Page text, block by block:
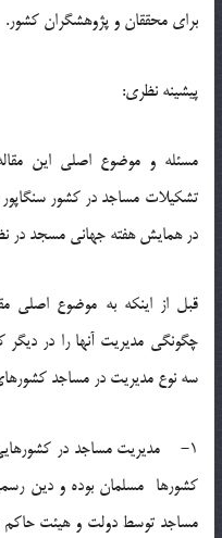
براي محققان و پژوهشگران كشور.
پيشينه نظري:
مسئله و موضوع اصلي اين
تشكيلات مساجد در كشور
در همايش هفته جهاني مسجد در
قبل از اينكه به موضوع اصلي
چگونگي مديريت آنها را در
سه نوع مديريت در مساجد
1- مديريت مساجد در
كشورها مسلمان بوده و دين
مساجد توسط دولت و هيئت حاكم